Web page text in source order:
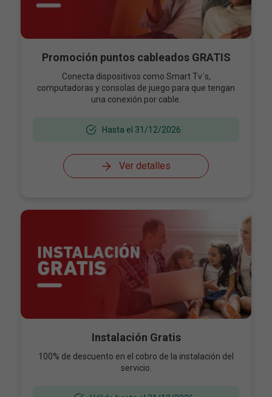
Promoción puntos cableados GRATIS
Conecta dispositivos como Smart Tv´s,
computadoras y consolas de juego para que tengan
una conexión por cable.
Hasta el 31/12/2026
Ver detalles
Instalación Gratis
100% de descuento en el cobro de la instalación del
servicio.